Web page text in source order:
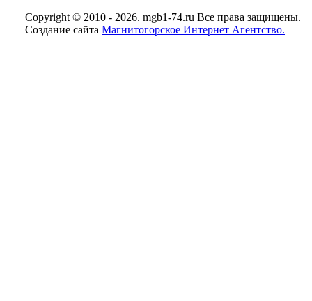
Copyright © 2010 - 2026. mgb1-74.ru Все права защищены.
Создание сайта Магнитогорское Интернет Агентство.